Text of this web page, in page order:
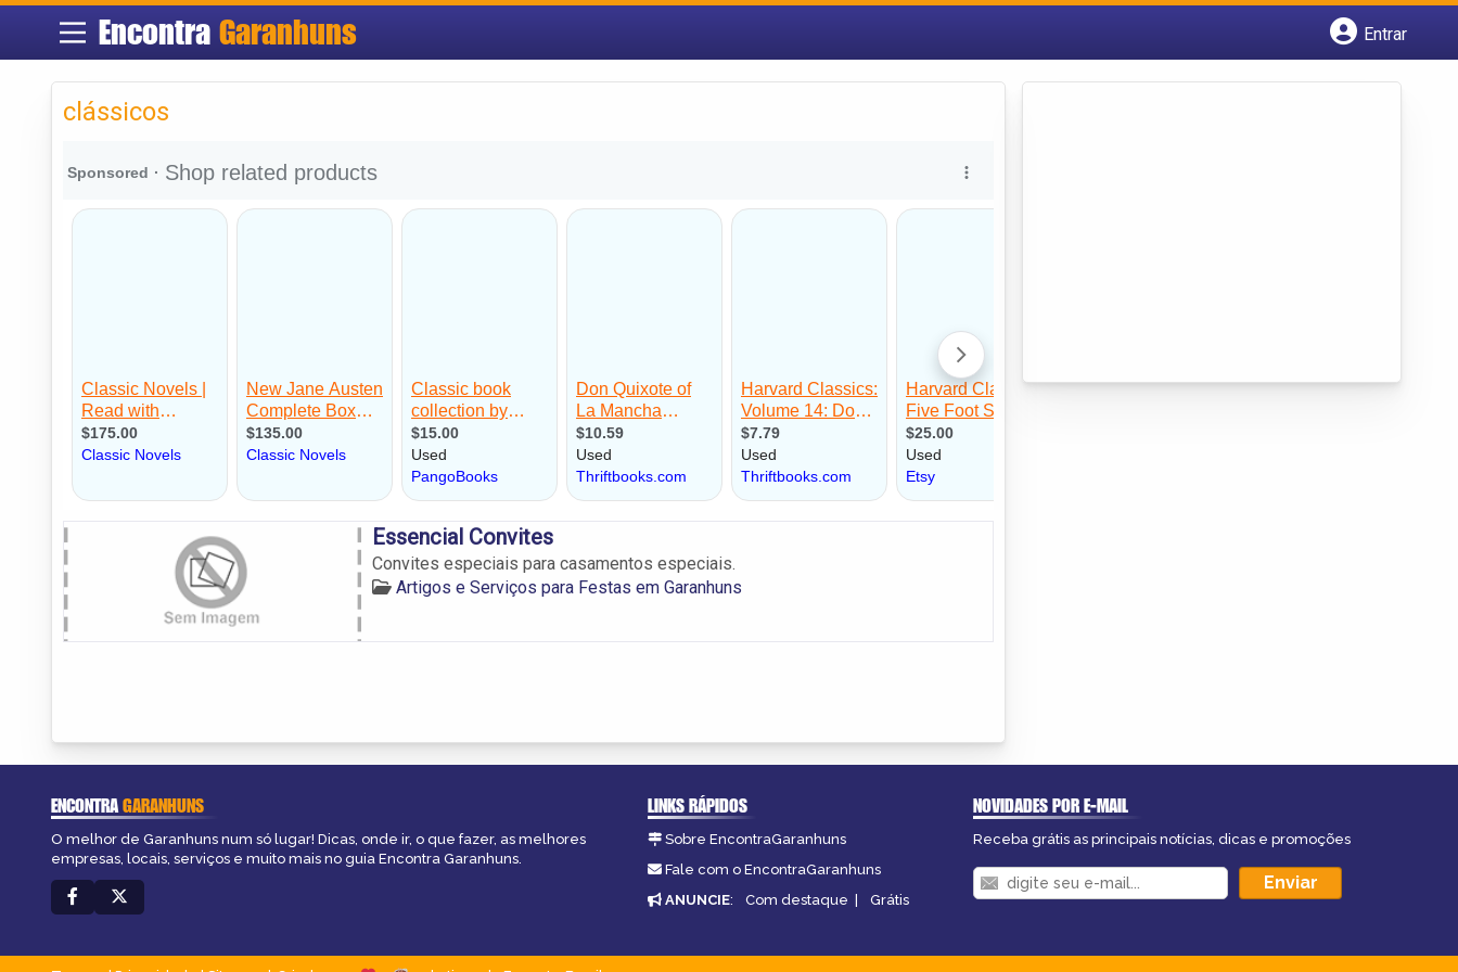
Encontra Garanhuns
Entrar
clássicos
Essencial Convites
Convites especiais para casamentos especiais.
Artigos e Serviços para Festas em Garanhuns
ENCONTRAGARANHUNS
O melhor de Garanhuns num só lugar! Dicas, onde ir, o que fazer, as melhores
empresas, locais, serviços e muito mais no guia Encontra Garanhuns.
LINKS RÁPIDOS
Sobre EncontraGaranhuns
Fale com o EncontraGaranhuns
ANUNCIE: Com destaque | Grátis
NOVIDADES POR E-MAIL
Receba grátis as principais notícias, dicas e promoções